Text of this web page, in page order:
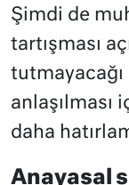
Şimdi de
tartışması
tutmayacağı
anlaşılması
daha
Anayasal